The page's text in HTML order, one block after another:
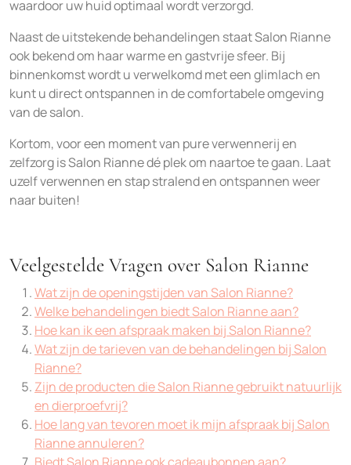
waardoor uw huid optimaal wordt verzorgd.
Naast de uitstekende behandelingen staat Salon Rianne
ook bekend om haar warme en gastvrije sfeer. Bij
binnenkomst wordt u verwelkomd met een glimlach en
kunt u direct ontspannen in de comfortabele omgeving
van de salon.
Kortom, voor een moment van pure verwennerij en
zelfzorg is Salon Rianne dé plek om naartoe te gaan. Laat
uzelf verwennen en stap stralend en ontspannen weer
naar buiten!
Veelgestelde Vragen over Salon Rianne
Wat zijn de openingstijden van Salon Rianne?
Welke behandelingen biedt Salon Rianne aan?
Hoe kan ik een afspraak maken bij Salon Rianne?
Wat zijn de tarieven van de behandelingen bij Salon
Rianne?
Zijn de producten die Salon Rianne gebruikt natuurlijk
en dierproefvrij?
Hoe lang van tevoren moet ik mijn afspraak bij Salon
Rianne annuleren?